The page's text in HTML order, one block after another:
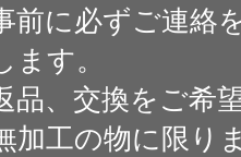
に必ずご連絡
ます。
品、交換をご希
加工の物に限り